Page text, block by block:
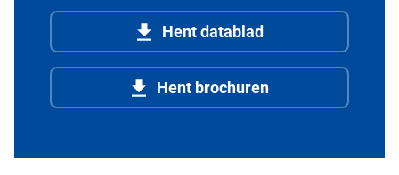
Hent datablad
Hent brochuren